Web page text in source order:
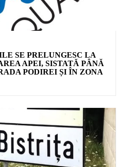
SE PRELUNGESC LA
APEI, SISTATĂ PÂNĂ
PODIREI ȘI ÎN ZONA